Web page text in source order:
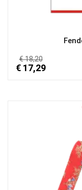
€ 18,20
€ 17,29